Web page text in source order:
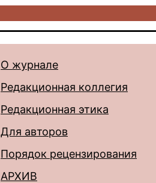
О журнале
Редакционная коллегия
Редакционная этика
Для авторов
Порядок рецензирования
АРХИВ